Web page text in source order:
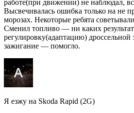
работе(при движении) не наблюдал,
Высвечивалась ошибка только на не
морозах. Некоторые ребята
Сменил топливо — ни каких
регулировку(адаптацию) дроссельной
зажигание — помогло.
Я езжу на Skoda Rapid (2G)